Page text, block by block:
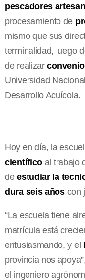
pescadores
procesamiento de
mismo que sus
terminalidad, luego
de realizar
Universidad
Desarrollo Acuícola.
Hoy en día, la
científico al trabajo
deestudiar la
dura seis añoscon
“La escuela tiene
matrícula está
entusiasmando, y el
provincia nos
el ingeniero